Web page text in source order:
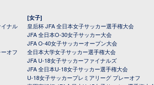
ナル
オフ
[女子]
皇后杯 JFA 全日本女子サッカー選手権大会
JFA 全日本O-30女子サッカー大会
JFA O-40女子サッカーオープン大会
全日本大学女子サッカー選手権大会
JFA U-18女子サッカーファイナルズ
JFA 全日本U-18女子サッカー選手権大会
U-18女子サッカープレミアリーグ プレーオフ